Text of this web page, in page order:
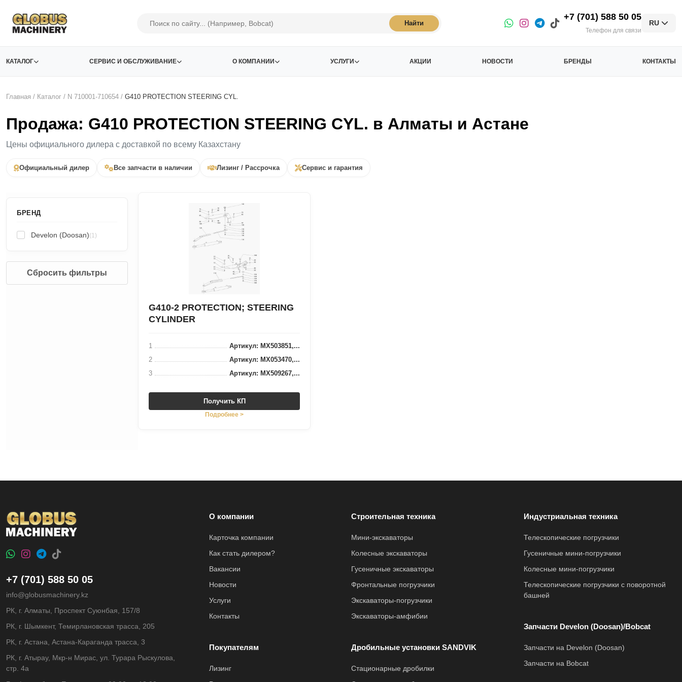
Найти
+7 (701) 588 50 05
Телефон для связи
RU
КАТАЛОГ СЕРВИС И ОБСЛУЖИВАНИЕ О КОМПАНИИ УСЛУГИ АКЦИИ НОВОСТИ БРЕНДЫ КОНТАКТЫ
Главная / Каталог / N 710001-710654 / G410 PROTECTION STEERING CYL.
Продажа: G410 PROTECTION STEERING CYL. в Алматы и Астане
Цены официального дилера с доставкой по всему Казахстану
Официальный дилер Все запчасти в наличии Лизинг / Рассрочка Сервис и гарантия
БРЕНД
Develon (Doosan)(1)
Сбросить фильтры
G410-2 PROTECTION; STEERING
CYLINDER
1
Артикул: MX503851,...
2
Артикул: MX053470,...
3
Артикул: MX509267,...
Получить КП
Подробнее >
+7 (701) 588 50 05
info@globusmachinery.kz
РК, г. Алматы, Проспект Суюнбая, 157/8
РК, г. Шымкент, Темирлановская трасса, 205
РК, г. Астана, Астана-Караганда трасса, 3
РК, г. Атырау, Мкр-н Мирас, ул. Турара Рыскулова,
стр. 4а
О компании
Карточка компании
Как стать дилером?
Вакансии
Новости
Услуги
Контакты
Покупателям
Лизинг
Строительная техника
Мини-экскаваторы
Колесные экскаваторы
Гусеничные экскаваторы
Фронтальные погрузчики
Экскаваторы-погрузчики
Экскаваторы-амфибии
Дробильные установки SANDVIK
Стационарные дробилки
Индустриальная техника
Телескопические погрузчики
Гусеничные мини-погрузчики
Колесные мини-погрузчики
Телескопические погрузчики с поворотной
башней
Запчасти Develon (Doosan)/Bobcat
Запчасти на Develon (Doosan)
Запчасти на Bobcat